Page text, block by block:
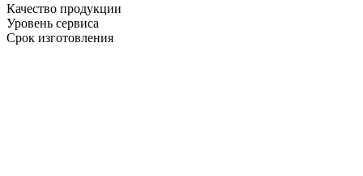
Качество продукции
Уровень сервиса
Срок изготовления